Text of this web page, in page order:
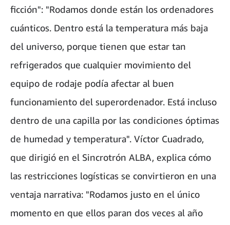
ficción": "Rodamos donde están los ordenadores
cuánticos. Dentro está la temperatura más baja
del universo, porque tienen que estar tan
refrigerados que cualquier movimiento del
equipo de rodaje podía afectar al buen
funcionamiento del superordenador. Está incluso
dentro de una capilla por las condiciones óptimas
de humedad y temperatura". Víctor Cuadrado,
que dirigió en el Sincrotrón ALBA, explica cómo
las restricciones logísticas se convirtieron en una
ventaja narrativa: "Rodamos justo en el único
momento en que ellos paran dos veces al año